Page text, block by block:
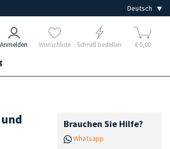
Anmelden Wunschliste Schnell bestellen € 0,00
Brauchen Sie Hilfe?
Whatsapp